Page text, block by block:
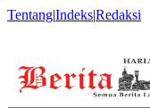
Tentang|Indeks|Redaksi